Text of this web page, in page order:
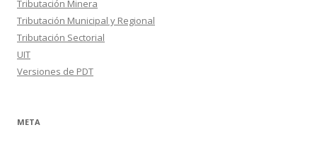
Tributación Minera
Tributación Municipal y Regional
Tributación Sectorial
UIT
Versiones de PDT
META